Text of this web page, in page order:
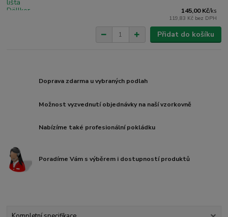
145,00 Kč/ks
119,83 Kč bez DPH
Přidat do košíku
Doprava zdarma u vybraných podlah
Možnost vyzvednutí objednávky na naší vzorkovně
Nabízíme také profesionální pokládku
Poradíme Vám s výběrem i dostupností produktů